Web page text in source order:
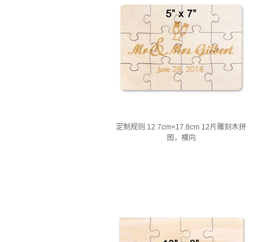
定制规则 12.7cm×17.8cm 12片雕刻木拼
图，横向